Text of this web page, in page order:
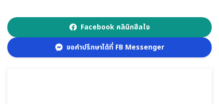
Facebook คลินิกฮีลใจ
ขอคำปรึกษาได้ที่ FB Messenger